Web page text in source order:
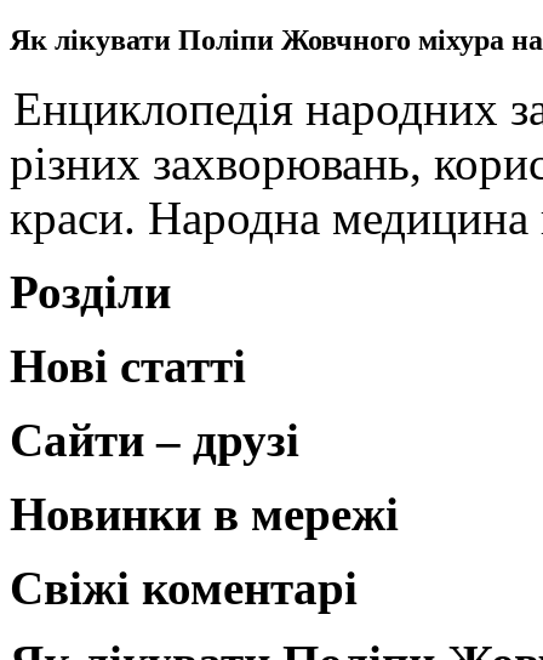
Як лікувати Поліпи Жовчного міхура
Енциклопедія народних
різних захворювань,
краси. Народна медицина
Розділи
Нові статті
Сайти – друзі
Новинки в мережі
Свіжі коментарі